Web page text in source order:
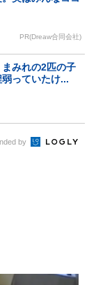
PR(Dreaw合同会社)
まみれの2匹の子
っていたけ...
by